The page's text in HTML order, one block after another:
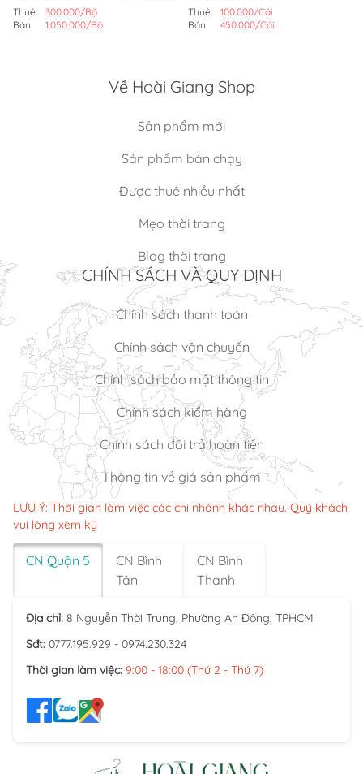
Thuê:
300.000/Bộ
Bán:
1.050.000/Bộ
Thuê:
100.000/Cái
Bán:
450.000/Cái
Về Hoài Giang Shop
Sản phẩm mới
Sản phẩm bán chạy
Được thuê nhiều nhất
Mẹo thời trang
Blog thời trang
CHÍNH SÁCH VÀ QUY ĐỊNH
Chính sách thanh toán
Chính sách vận chuyển
Chính sách bảo mật thông tin
Chính sách kiểm hàng
Chính sách đổi trả hoàn tiền
Thông tin về giá sản phẩm
LƯU Ý: Thời gian làm việc các chi nhánh khác nhau. Quý khách
vui lòng xem kỹ
CN Quận 5
CN Bình
Tân
CN Bình
Thạnh
Địa chỉ: 8 Nguyễn Thời Trung, Phường An Đông, TPHCM
Sđt: 0777.195.929 - 0974.230.324
Thời gian làm việc: 9:00 - 18:00 (Thứ 2 - Thứ 7)